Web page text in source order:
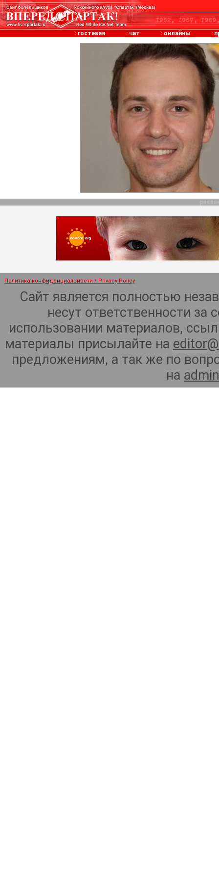
: гостевая : чат : онлайны :
Политика конфиденциальности / Privacy Policy
Сайт является полностью
несут ответственности
использовании материалов,
материалы присылайте на
предложениям, а так же по
на